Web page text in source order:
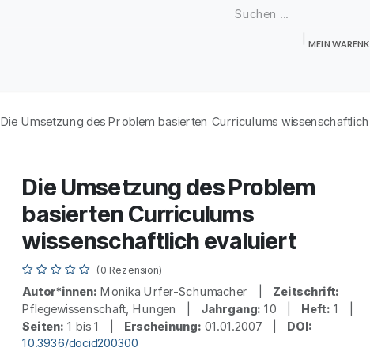
MEIN
Die Umsetzung des Problem basierten Curriculums
Die Umsetzung des Problem
basierten Curriculums
wissenschaftlich evaluiert
(0 Rezension)
Autor*innen: Monika Urfer-Schumacher | Zeitschrift:
Pflegewissenschaft, Hungen | Jahrgang: 10 | Heft: 1 |
Seiten: 1 bis 1 | Erscheinung: 01.01.2007 | DOI:
10.3936/docid200300